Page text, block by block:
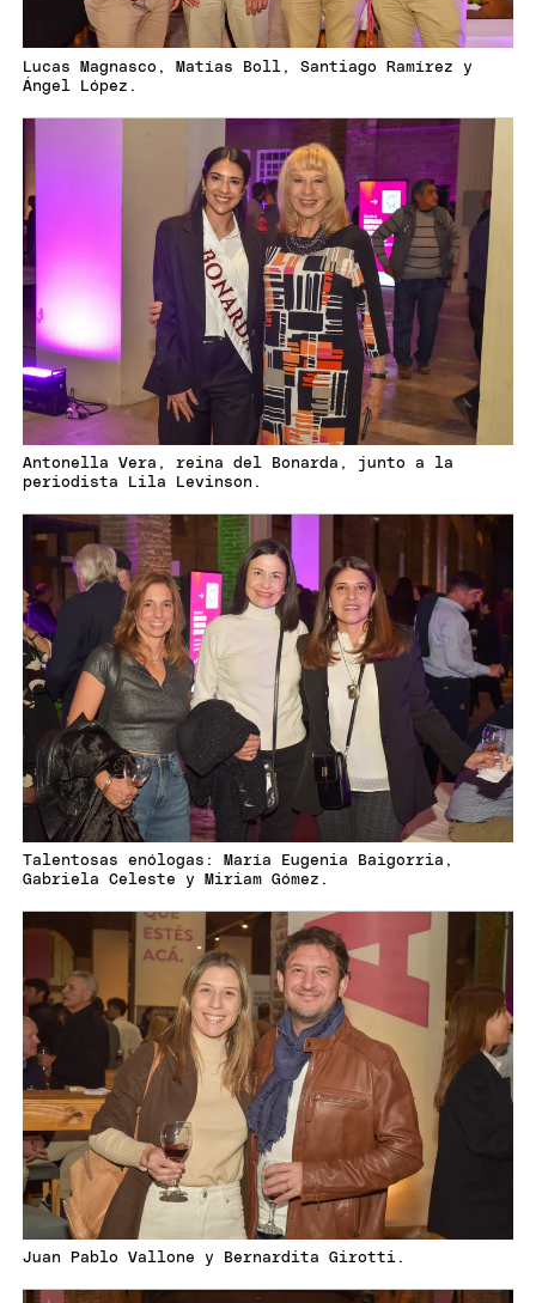
Lucas Magnasco, Matías Boll, Santiago Ramírez y
Ángel López.
Antonella Vera, reina del Bonarda, junto a la
periodista Lila Levinson.
Talentosas enólogas: María Eugenia Baigorria,
Gabriela Celeste y Miriam Gómez.
Juan Pablo Vallone y Bernardita Girotti.